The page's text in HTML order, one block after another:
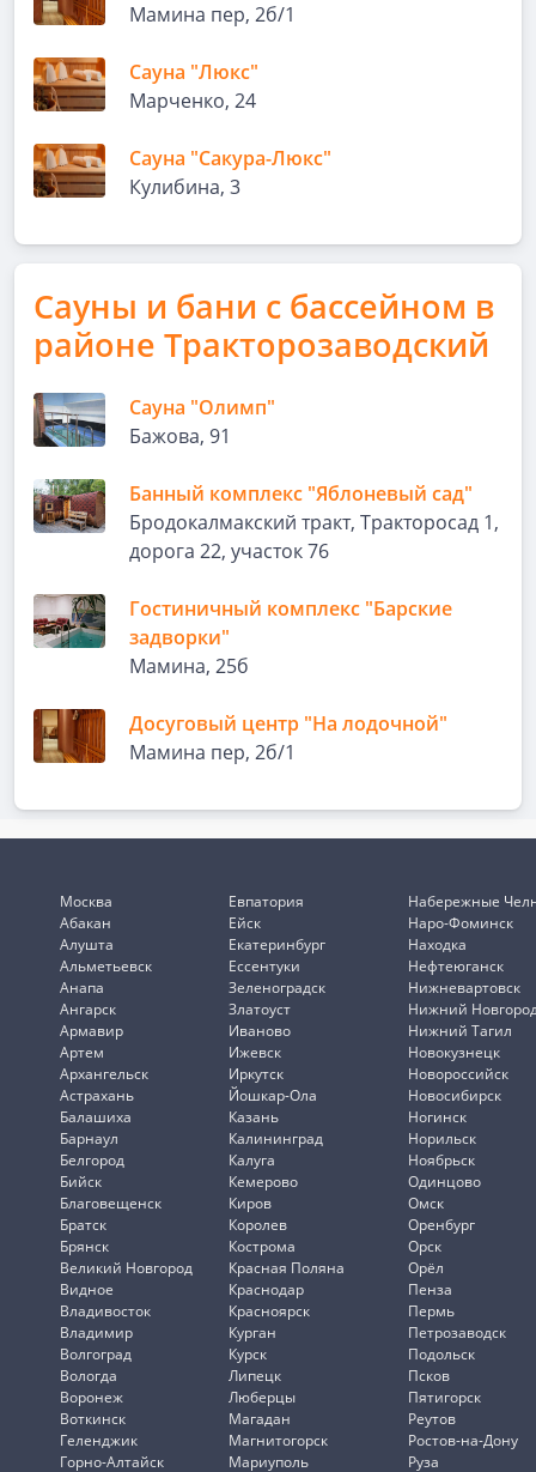
Мамина пер, 2б/1
Сауна "Люкс"
Марченко, 24
Сауна "Сакура-Люкс"
Кулибина, 3
Сауны и бани с бассейном в
районе Тракторозаводский
Сауна "Олимп"
Бажова, 91
Банный комплекс "Яблоневый сад"
Бродокалмакский тракт, Тракторосад 1,
дорога 22, участок 76
Гостиничный комплекс "Барские
задворки"
Мамина, 25б
Досуговый центр "На лодочной"
Мамина пер, 2б/1
Москва
Абакан
Алушта
Альметьевск
Анапа
Ангарск
Армавир
Артем
Архангельск
Астрахань
Балашиха
Барнаул
Белгород
Бийск
Благовещенск
Братск
Брянск
Великий Новгород
Видное
Владивосток
Владимир
Волгоград
Вологда
Воронеж
Воткинск
Геленджик
Горно-Алтайск
Евпатория
Ейск
Екатеринбург
Ессентуки
Зеленоградск
Златоуст
Иваново
Ижевск
Иркутск
Йошкар-Ола
Казань
Калининград
Калуга
Кемерово
Киров
Королев
Кострома
Красная Поляна
Краснодар
Красноярск
Курган
Курск
Липецк
Люберцы
Магадан
Магнитогорск
Мариуполь
Набережные
Наро-Фоминск
Находка
Нефтеюганск
Нижневартовск
Нижний
Нижний Тагил
Новокузнецк
Новороссийск
Новосибирск
Ногинск
Норильск
Ноябрьск
Одинцово
Омск
Оренбург
Орск
Орёл
Пенза
Пермь
Петрозаводск
Подольск
Псков
Пятигорск
Реутов
Ростов-на-Дону
Руза